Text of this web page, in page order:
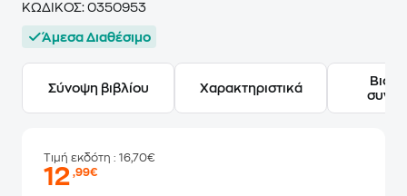
ΚΩΔΙΚΟΣ: 0350953
Άμεσα Διαθέσιμο
Σύνοψη βιβλίου Χαρακτηριστικά
Τιμή εκδότη : 16,70€
12,99€